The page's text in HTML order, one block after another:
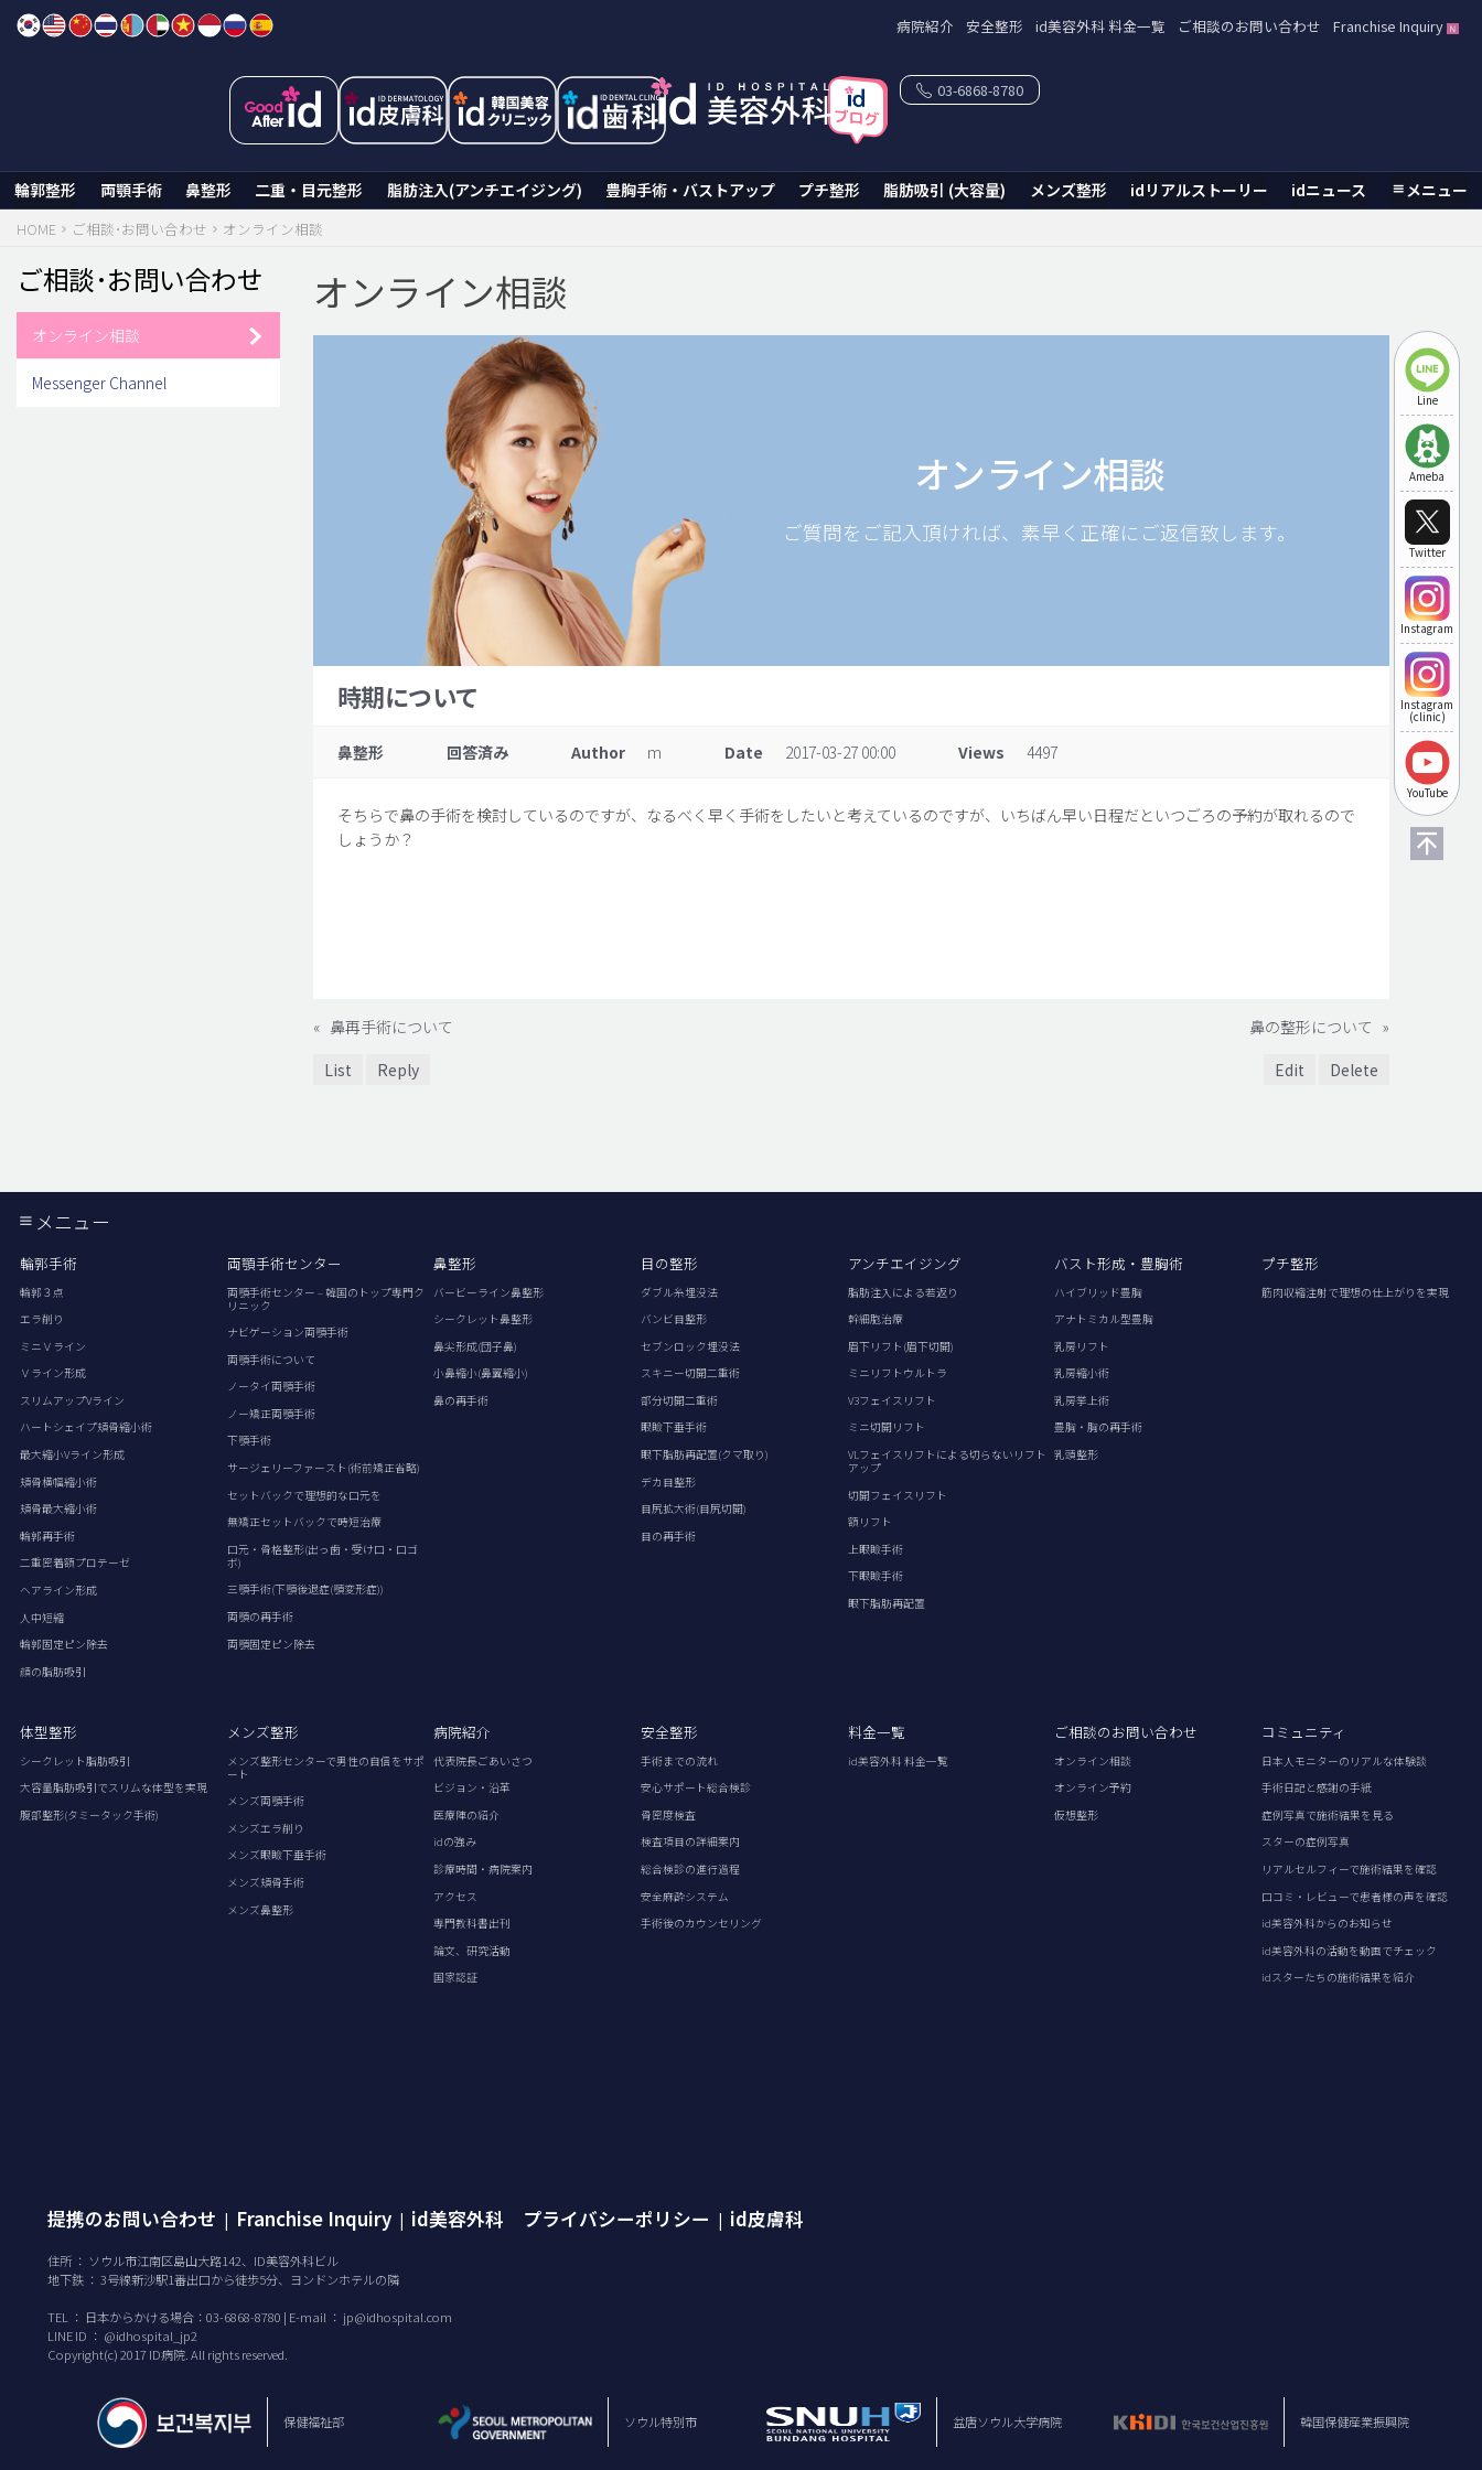
Skip
病院紹介 安全整形 id美容外科 料金一覧 ご相談のお問い合わせ Franchise Inquiry
輪郭整形 両顎手術 鼻整形 二重・目元整形 脂肪注入(アンチエイジング) 豊胸手術・バストアップ プチ整形 脂肪吸引 (大容量) メンズ整形 idリアルストーリー idニュース メニュー
03-6868-8780
Line
Ameba
Twitter
Instagram
Instagram
(clinic)
YouTube
HOME ご相談･お問い合わせ オンライン相談
オンライン相談
オンライン相談
ご質問をご記入頂ければ、素早く正確にご返信致します。
時期について
鼻整形 回答済み Author m Date 2017-03-27 00:00 Views 4497
そちらで鼻の手術を検討しているのですが、なるべく早く手術をしたいと考えているのですが、いちばん早い日程だといつごろの予約が取れるので
しょうか？
« 鼻再手術について 鼻の整形について »
List
Reply Edit Delete
ご相談･お問い合わせ
オンライン相談
Messenger Channel
メニュー
輪郭手術
輪郭３点
エラ削り
ミニＶライン
Ｖライン形成
スリムアップVライン
ハートシェイプ頬骨縮小術
最大縮小Vライン形成
頬骨横幅縮小術
頬骨最大縮小術
輪郭再手術
二重密着額プロテーゼ
ヘアライン形成
人中短縮
輪郭固定ピン除去
顔の脂肪吸引
両顎手術センター
両顎手術センター – 韓国のトップ専門ク
リニック
ナビゲーション両顎手術
両顎手術について
ノータイ両顎手術
ノー矯正両顎手術
下顎手術
サージェリーファースト(術前矯正省略)
セットバックで理想的な口元を
無矯正セットバックで時短治療
口元・骨格整形(出っ歯・受け口・口ゴ
ボ)
三顎手術(下顎後退症(顎変形症))
両顎の再手術
両顎固定ピン除去
鼻整形
バービーライン鼻整形
シークレット鼻整形
鼻尖形成(団子鼻)
小鼻縮小(鼻翼縮小)
鼻の再手術
目の整形
ダブル糸埋没法
バンビ目整形
セブンロック埋没法
スキニー切開二重術
部分切開二重術
眼瞼下垂手術
眼下脂肪再配置(クマ取り)
デカ目整形
目尻拡大術(目尻切開)
目の再手術
アンチエイジング
脂肪注入による若返り
幹細胞治療
眉下リフト(眉下切開)
ミニリフトウルトラ
V3フェイスリフト
ミニ切開リフト
VLフェイスリフトによる切らないリフト
アップ
切開フェイスリフト
額リフト
上眼瞼手術
下眼瞼手術
眼下脂肪再配置
バスト形成・豊胸術
ハイブリッド豊胸
アナトミカル型豊胸
乳房リフト
乳房縮小術
乳房挙上術
豊胸・胸の再手術
乳頭整形
プチ整形
筋肉収縮注射で理想の仕上がりを実現
体型整形
シークレット脂肪吸引
大容量脂肪吸引でスリムな体型を実現
腹部整形(タミータック手術)
メンズ整形
メンズ整形センターで男性の自信をサポ
ート
メンズ両顎手術
メンズエラ削り
メンズ眼瞼下垂手術
メンズ頬骨手術
メンズ鼻整形
病院紹介
代表院長ごあいさつ
ビジョン・沿革
医療陣の紹介
idの強み
診療時間・病院案内
アクセス
専門教科書出刊
論文、研究活動
国家認証
安全整形
手術までの流れ
安心サポート総合検診
骨密度検査
検査項目の詳細案内
総合検診の進行過程
安全麻酔システム
手術後のカウンセリング
料金一覧
id美容外科 料金一覧
ご相談のお問い合わせ
オンライン相談
オンライン予約
仮想整形
コミュニティ
日本人モニターのリアルな体験談
手術日記と感謝の手紙
症例写真で施術結果を見る
スターの症例写真
リアルセルフィーで施術結果を確認
口コミ・レビューで患者様の声を確認
id美容外科からのお知らせ
id美容外科の活動を動画でチェック
idスターたちの施術結果を紹介
提携のお問い合わせ | Franchise Inquiry | id美容外科 プライバシーポリシー | id皮膚科
住所 ： ソウル市江南区島山大路142、ID美容外科ビル
地下鉄 ： 3号線新沙駅1番出口から徒歩5分、ヨンドンホテルの隣
TEL ： 日本からかける場合：03-6868-8780 | E-mail ： jp@idhospital.com
LINE ID ： @idhospital_jp2
Copyright(c) 2017 ID病院. All rights reserved.
保健福祉部 ソウル特別市 盆唐ソウル大学病院 韓国保健産業振興院